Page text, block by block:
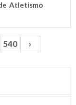
Atletismo
540 ›